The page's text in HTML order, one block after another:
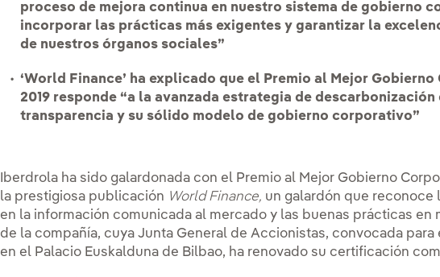
proceso de mejora continua en nuestro sistema de gobierno
incorporar las prácticas más exigentes y garantizar la
de nuestros órganos sociales”
‘World Finance’ ha explicado que el Premio al Mejor
2019 responde “a la avanzada estrategia de descarbonización
transparencia y su sólido modelo de gobierno corporativo”
Iberdrola ha sido galardonada con el Premio al Mejor Gobierno
la prestigiosa publicación World Finance, un galardón que reconoce
en la información comunicada al mercado y las buenas prácticas en
de la compañía, cuya Junta General de Accionistas, convocada para
en el Palacio Euskalduna de Bilbao, ha renovado su certificación